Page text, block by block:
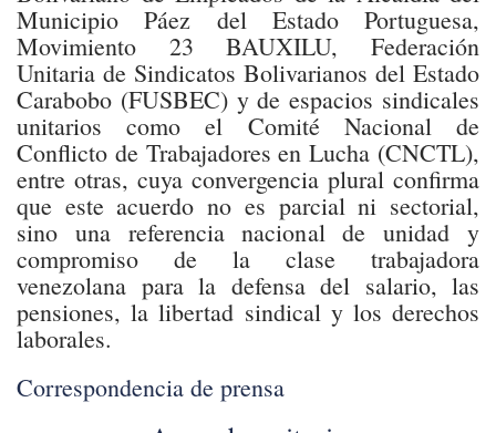
Municipio Páez del Estado Portuguesa,
Movimiento 23 BAUXILU, Federación
Unitaria de Sindicatos Bolivarianos del Estado
Carabobo (FUSBEC) y de espacios sindicales
unitarios como el Comité Nacional de
Conflicto de Trabajadores en Lucha (CNCTL),
entre otras, cuya convergencia plural confirma
que este acuerdo no es parcial ni sectorial,
sino una referencia nacional de unidad y
compromiso de la clase trabajadora
venezolana para la defensa del salario, las
pensiones, la libertad sindical y los derechos
laborales.
Correspondencia de prensa